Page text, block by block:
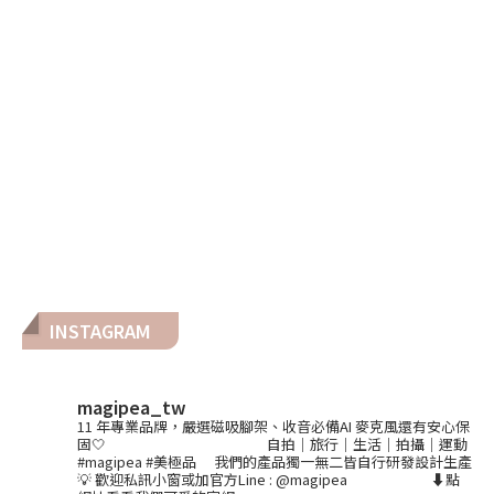
INSTAGRAM
magipea_tw
11 年專業品牌，嚴選磁吸腳架、收音必備AI 麥克風還有安心保
固🤍
自拍｜旅行｜生活｜拍攝｜運動
#magipea #美極品
我們的產品獨一無二皆自行研發設計生產
💡歡迎私訊小窗或加官方Line : @magipea
⬇️點